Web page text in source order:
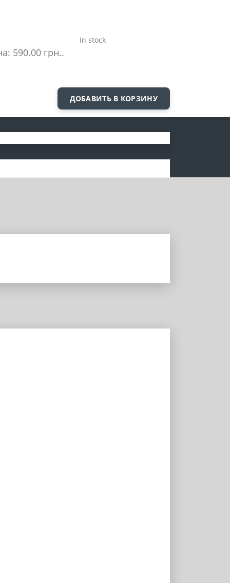
590.00 грн..
In stock
ДОБАВИТЬ В КОРЗИНУ